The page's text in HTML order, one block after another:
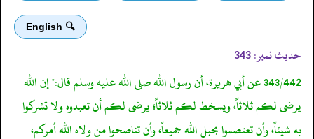
🔍 English
حدیث نمبر: 343
343/442 عن أبي هريرة، أن رسول الله صلى الله عليه وسلم قال:" إن الله
يرضى لكم ثلاثاً، ويسخط لكم ثلاثاً؛ يرضى لكم أن تعبدوه ولا تشركوا
به شيئاً، وأن تعتصموا بحبل الله جميعاً، وأن تناصحوا من ولاه الله أمركم،